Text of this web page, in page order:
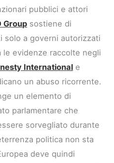
pubblici e attori
Group sostiene di
solo a governi autorizzati
evidenze raccolte negli
International e
un abuso ricorrente.
un elemento di
parlamentare che
sorvegliato durante
politica non sta
deve quindi